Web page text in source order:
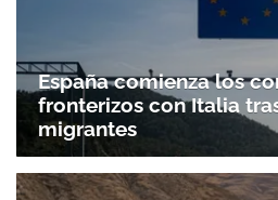
España comienza los
fronterizos con Italia
migrantes